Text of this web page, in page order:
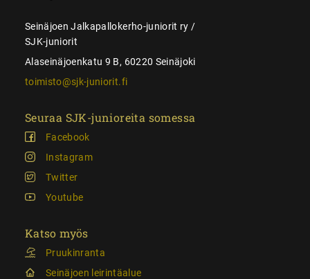
Seinäjoen Jalkapallokerho-juniorit ry /
SJK-juniorit
Alaseinäjoenkatu 9 B, 60220 Seinäjoki
toimisto@sjk-juniorit.fi
Seuraa SJK-junioreita somessa
Facebook
Instagram
Twitter
Youtube
Katso myös
Pruukinranta
Seinäjoen leirintäalue